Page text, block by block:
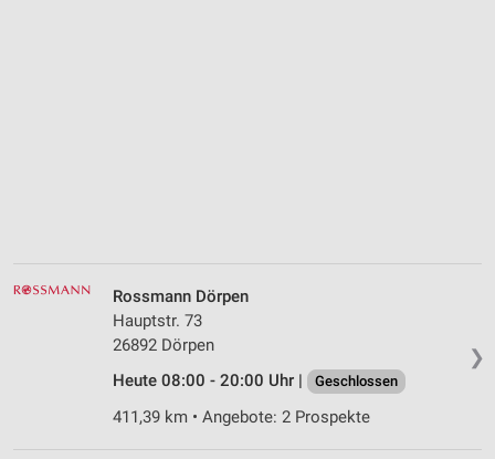
❯
Rossmann Dörpen
Hauptstr. 73
26892 Dörpen
Heute 08:00 - 20:00 Uhr |
Geschlossen
411,39 km • Angebote: 2 Prospekte